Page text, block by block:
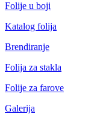
Folije u boji
Katalog folija
Brendiranje
Folija za stakla
Folije za farove
Galerija